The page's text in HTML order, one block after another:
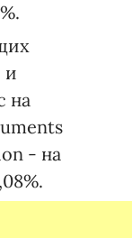
и
на
- на